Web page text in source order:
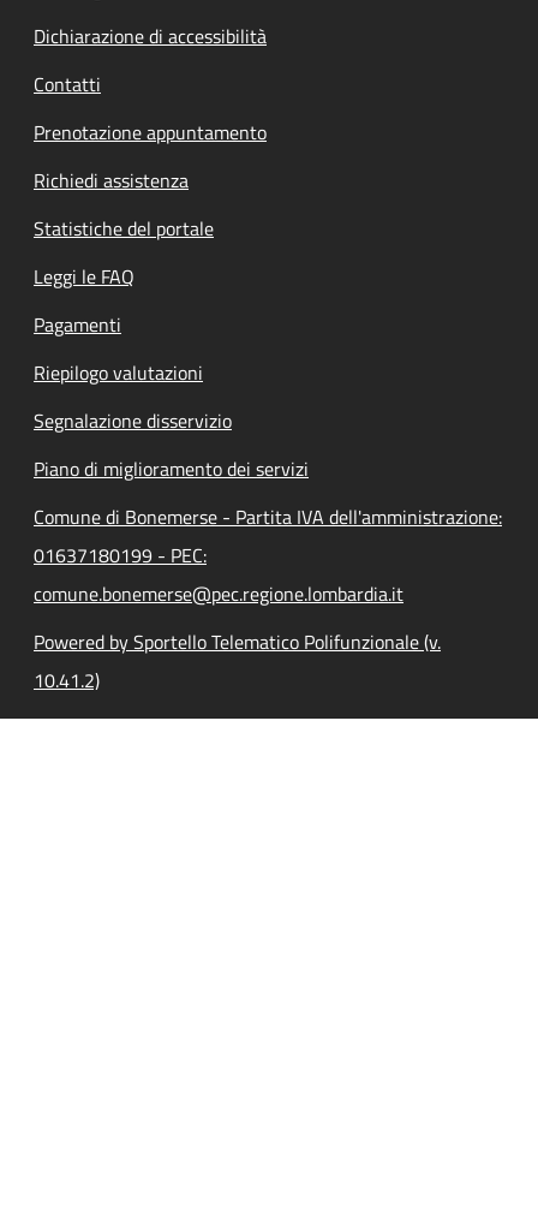
Dichiarazione di accessibilità
Contatti
Prenotazione appuntamento
Richiedi assistenza
Statistiche del portale
Leggi le FAQ
Pagamenti
Riepilogo valutazioni
Segnalazione disservizio
Piano di miglioramento dei servizi
Comune di Bonemerse - Partita IVA dell'amministrazione:
01637180199 - PEC:
comune.bonemerse@pec.regione.lombardia.it
Powered by Sportello Telematico Polifunzionale (v.
10.41.2)